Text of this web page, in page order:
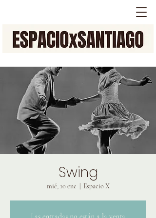
Swing
mié, 10 ene Espacio X